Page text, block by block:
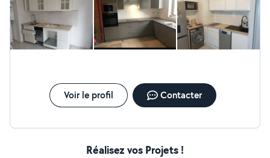
Voir le profil Contacter
Réalisez vos Projets !